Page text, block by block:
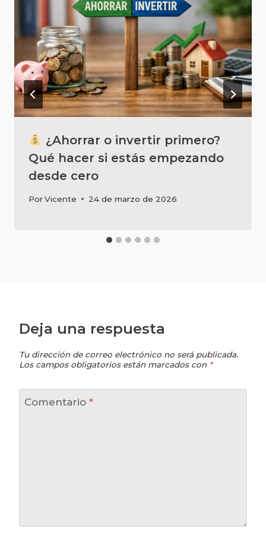
¿Ahorrar o invertir primero?
Qué hacer si estás empezando
desde cero
PorVicente 24 de marzo de 2026
Deja una respuesta
Tu dirección de correo electrónico no será publicada.
Los campos obligatorios están marcados con *
Comentario *